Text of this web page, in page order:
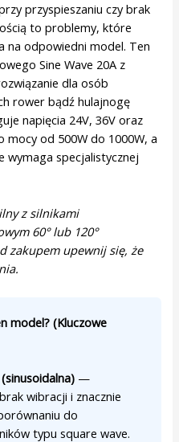
przyspieszaniu czy brak
to problemy, które
na odpowiedni model. Ten
Sine Wave 20A z
dla osób
rower bądź hulajnogę
napięcia 24V, 36V oraz
mocy od 500W do 1000W, a
wymaga specjalistycznej
z silnikami
60° lub 120°
zakupem upewnij się, że
model? (Kluczowe
—
wibracji i znacznie
do
typu square wave.